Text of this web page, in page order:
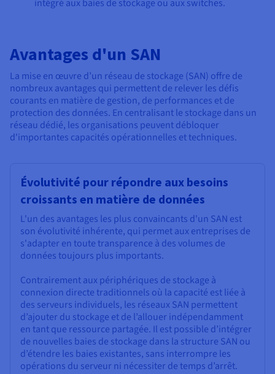
intégré aux baies de stockage ou aux switches.
Avantages d'un SAN
La mise en œuvre d’un réseau de stockage (SAN) offre de
nombreux avantages qui permettent de relever les défis
courants en matière de gestion, de performances et de
protection des données. En centralisant le stockage dans un
réseau dédié, les organisations peuvent débloquer
d'importantes capacités opérationnelles et techniques.
Évolutivité pour répondre aux besoins
croissants en matière de données
L'un des avantages les plus convaincants d'un SAN est
son évolutivité inhérente, qui permet aux entreprises de
s'adapter en toute transparence à des volumes de
données toujours plus importants.
Contrairement aux périphériques de stockage à
connexion directe traditionnels où la capacité est liée à
des serveurs individuels, les réseaux SAN permettent
d’ajouter du stockage et de l’allouer indépendamment
en tant que ressource partagée. Il est possible d’intégrer
de nouvelles baies de stockage dans la structure SAN ou
d’étendre les baies existantes, sans interrompre les
opérations du serveur ni nécessiter de temps d’arrêt.